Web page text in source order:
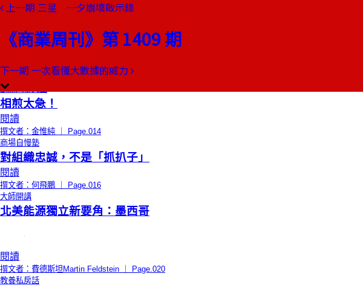
上一期 三星 一夕崩壞啟示錄
《商業周刊》第 1409 期
下一期 一次看懂大數據的威力
本期目錄
限時免費總編輯的話
信任之鑰
閱讀
撰文者：郭奕伶 ｜ Page.012
創辦人聊天室
相煎太急！
閱讀
撰文者：金惟純 ｜ Page.014
商場自慢塾
對組織忠誠，不是「抓扒子」
閱讀
撰文者：何飛鵬 ｜ Page.016
大師開講
北美能源獨立新要角：墨西哥
閱讀
撰文者：費德斯坦Martin Feldstein ｜ Page.020
教養私房話